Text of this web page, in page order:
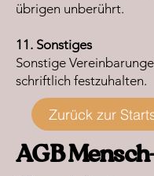
übrigen unberührt.
11. Sonstiges
Sonstige
schriftlich festzuhalten.
Zurück zur
AGB